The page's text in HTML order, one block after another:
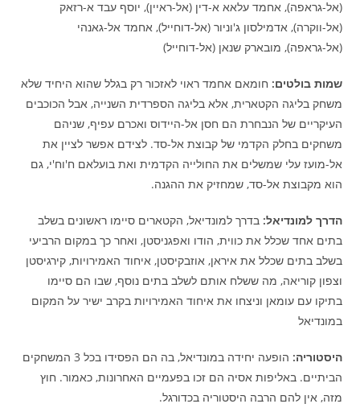
(אל-גראפה), אחמד עלאא א-דין (אל-ראיין), יוסף עבד א-רזאק
(אל-ווקרה), אדמילסון ג'וניור (אל-דוחייל), אחמד אל-גאנהי
(אל-גראפה), מובארק שנאן (אל-דוחייל)
שמות בולטים: חומאם אחמד ראוי לאזכור רק בגלל שהוא היחיד שלא
משחק בליגה הקטארית, אלא בליגה הספרדית השנייה, אבל הכוכבים
העיקריים של הנבחרת הם חסן אל-היידוס ואכרם עפיף, שניהם
משחקים בחלק הקדמי של קבוצת אל-סד. לצידם אפשר לציין את
אל-מועז עלי שמשלים את החולייה הקדמית ואת בועלאם ח'וח'י, גם
הוא מקבוצת אל-סד, שמחזיק את ההגנה.
הדרך למונדיאל: בדרך למונדיאל, הקטארים סיימו ראשונים בשלב
בתים אחד שכלל את כווית, הודו ואפגניסטן, ואחר כך במקום הרביעי
בשלב בתים שכלל את איראן, אוזבקיסטן, איחוד האמירויות, קירגיסטן
וצפון קוריאה, מה ששלח אותם לשלב בתים נוסף, שבו הם סיימו
בתיקו עם עומאן וניצחו את איחוד האמירויות בקרב ישיר על המקום
במונדיאל
היסטוריה:
הופעה יחידה במונדיאל, בה הם הפסידו בכל 3 המשחקים
הביתיים. באליפות אסיה הם זכו בפעמיים האחרונות, כאמור. חוץ
מזה, אין להם הרבה היסטוריה בכדורגל.